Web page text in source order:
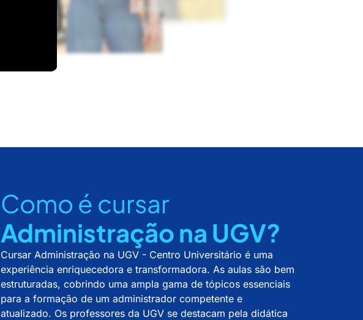
Como é cursar
Administração na UGV?
Cursar Administração na UGV - Centro Universitário é uma
experiência enriquecedora e transformadora. As aulas são bem
estruturadas, cobrindo uma ampla gama de tópicos essenciais
para a formação de um administrador competente e
atualizado. Os professores da UGV se destacam pela didática